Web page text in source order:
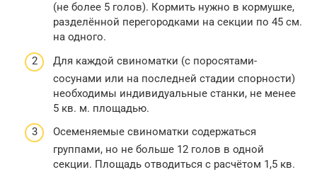
(не более 5 голов). Кормить нужно в кормушке,
разделённой перегородками на секции по 45 см.
на одного.
Для каждой свиноматки (с поросятами-
сосунами или на последней стадии спорности)
необходимы индивидуальные станки, не менее
5 кв. м. площадью.
Осеменяемые свиноматки содержаться
группами, но не больше 12 голов в одной
секции. Площадь отводиться с расчётом 1,5 кв.